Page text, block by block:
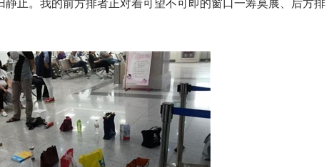
静止。我的前方排者正对着可望不可即的窗口一筹莫展、后方排